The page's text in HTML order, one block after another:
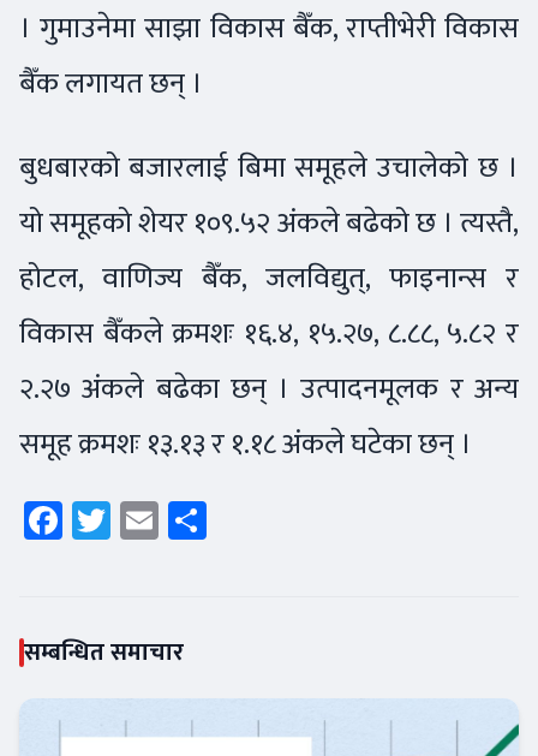
। गुमाउनेमा साझा विकास बैँक, राप्तीभेरी विकास
बैँक लगायत छन् ।
बुधबारको बजारलाई बिमा समूहले उचालेको छ ।
यो समूहको शेयर १०९.५२ अंकले बढेको छ । त्यस्तै,
होटल, वाणिज्य बैँक, जलविद्युत्, फाइनान्स र
विकास बैँकले क्रमशः १६.४, १५.२७, ८.८८, ५.८२ र
२.२७ अंकले बढेका छन् । उत्पादनमूलक र अन्य
समूह क्रमशः १३.१३ र १.१८ अंकले घटेका छन् ।
Facebook
Twitter
Email
सम्बन्धित समाचार